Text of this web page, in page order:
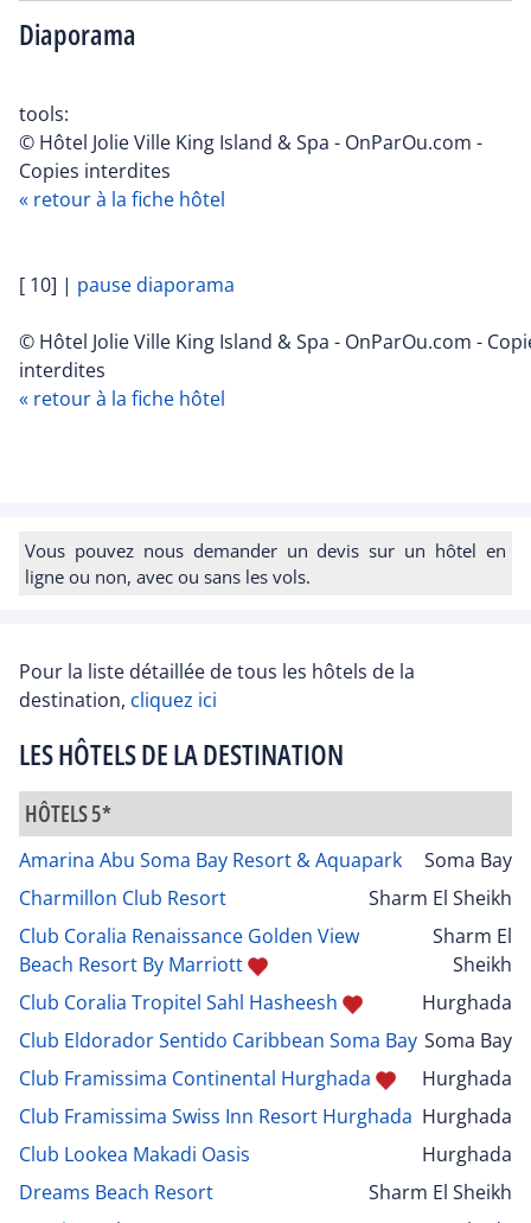
Diaporama
tools:
© Hôtel Jolie Ville King Island & Spa - OnParOu.com -
Copies interdites
« retour à la fiche hôtel
[ 10] | pause diaporama
© Hôtel Jolie Ville King Island & Spa - OnParOu.com -
interdites
« retour à la fiche hôtel
Vous pouvez nous demander un devis sur un hôtel en
ligne ou non, avec ou sans les vols.
Pour la liste détaillée de tous les hôtels de la
destination, cliquez ici
LES HÔTELS DE LA DESTINATION
HÔTELS 5*
Amarina Abu Soma Bay Resort & Aquapark
Soma Bay
Charmillon Club Resort
Sharm El Sheikh
Club Coralia Renaissance Golden View
Beach Resort By Marriott
Sharm El
Sheikh
Club Coralia Tropitel Sahl Hasheesh
Hurghada
Club Eldorador Sentido Caribbean Soma Bay Soma Bay
Club Framissima Continental Hurghada
Hurghada
Club Framissima Swiss Inn Resort Hurghada Hurghada
Club Lookea Makadi Oasis
Hurghada
Dreams Beach Resort
Sharm El Sheikh